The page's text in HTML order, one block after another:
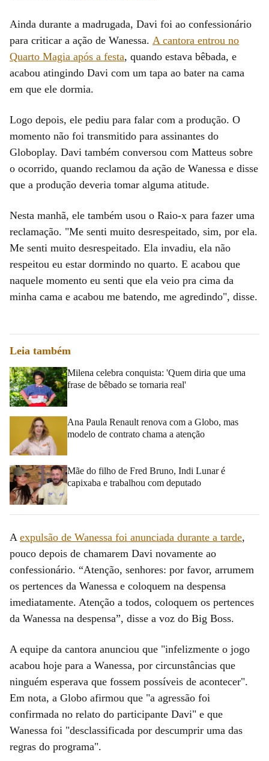
Ainda durante a madrugada, Davi foi ao confessionário
para criticar a ação de Wanessa. A cantora entrou no
Quarto Magia após a festa, quando estava bêbada, e
acabou atingindo Davi com um tapa ao bater na cama
em que ele dormia.
Logo depois, ele pediu para falar com a produção. O
momento não foi transmitido para assinantes do
Globoplay. Davi também conversou com Matteus sobre
o ocorrido, quando reclamou da ação de Wanessa e disse
que a produção deveria tomar alguma atitude.
Nesta manhã, ele também usou o Raio-x para fazer uma
reclamação. "Me senti muito desrespeitado, sim, por ela.
Me senti muito desrespeitado. Ela invadiu, ela não
respeitou eu estar dormindo no quarto. E acabou que
naquele momento eu senti que ela veio pra cima da
minha cama e acabou me batendo, me agredindo", disse.
Leia também
Milena celebra conquista: 'Quem diria que uma
frase de bêbado se tornaria real'
Ana Paula Renault renova com a Globo, mas
modelo de contrato chama a atenção
Mãe do filho de Fred Bruno, Indi Lunar é
capixaba e trabalhou com deputado
A expulsão de Wanessa foi anunciada durante a tarde,
pouco depois de chamarem Davi novamente ao
confessionário. “Atenção, senhores: por favor, arrumem
os pertences da Wanessa e coloquem na despensa
imediatamente. Atenção a todos, coloquem os pertences
da Wanessa na despensa”, disse a voz do Big Boss.
A equipe da cantora anunciou que "infelizmente o jogo
acabou hoje para a Wanessa, por circunstâncias que
ninguém esperava que fossem possíveis de acontecer".
Em nota, a Globo afirmou que "a agressão foi
confirmada no relato do participante Davi" e que
Wanessa foi "desclassificada por descumprir uma das
regras do programa".